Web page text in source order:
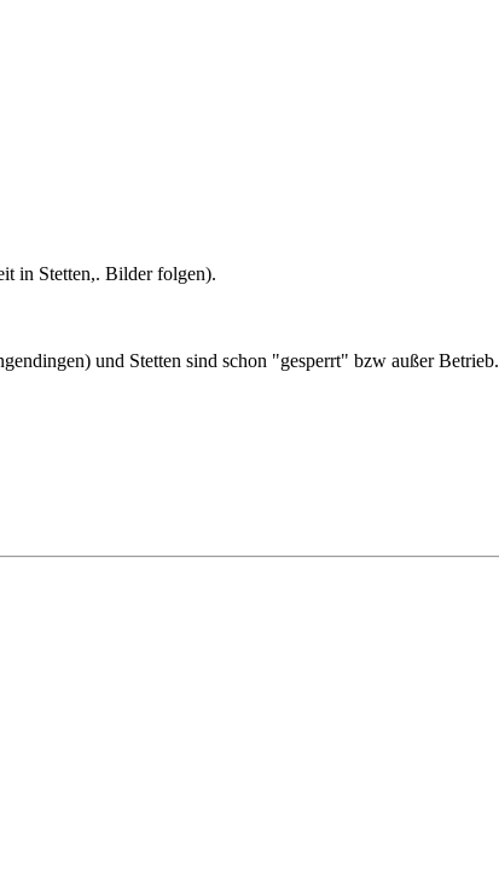
in Stetten,. Bilder folgen).
und Stetten sind schon "gesperrt" bzw außer Betrieb.